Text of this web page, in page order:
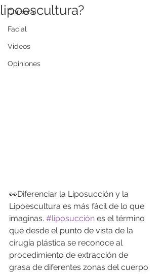
Corporal
Facial
Videos
Opiniones
lipoescultura?
👀Diferenciar la Liposucción y la
Lipoescultura es más fácil de lo que
imaginas. #liposucción es el término
que desde el punto de vista de la
cirugía plástica se reconoce al
procedimiento de extracción de
grasa de diferentes zonas del cuerpo